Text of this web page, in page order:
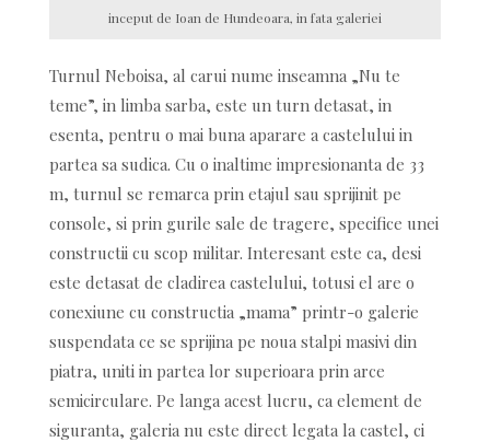
inceput de Ioan de Hundeoara, in fata galeriei
Turnul Neboisa, al carui nume inseamna „Nu te
teme”, in limba sarba, este un turn detasat, in
esenta, pentru o mai buna aparare a castelului in
partea sa sudica. Cu o inaltime impresionanta de 33
m, turnul se remarca prin etajul sau sprijinit pe
console, si prin gurile sale de tragere, specifice unei
constructii cu scop militar. Interesant este ca, desi
este detasat de cladirea castelului, totusi el are o
conexiune cu constructia „mama” printr-o galerie
suspendata ce se sprijina pe noua stalpi masivi din
piatra, uniti in partea lor superioara prin arce
semicirculare. Pe langa acest lucru, ca element de
siguranta, galeria nu este direct legata la castel, ci